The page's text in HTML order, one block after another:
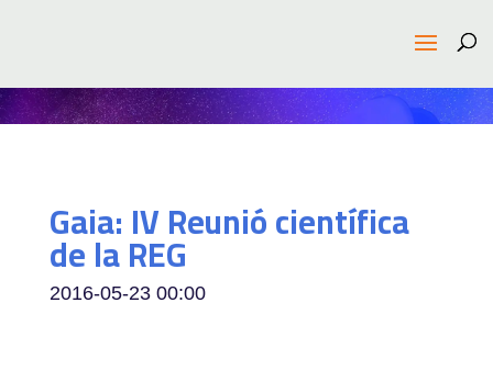
Gaia: IV Reunió científica
de la REG
2016-05-23 00:00